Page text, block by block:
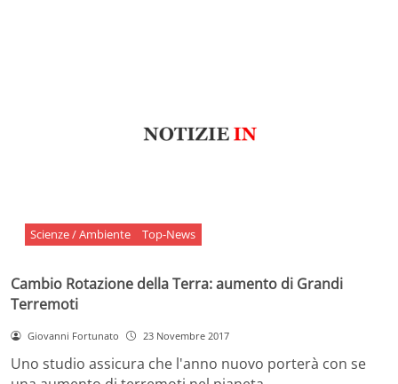
Scienze / Ambiente Top-News
Cambio Rotazione della Terra: aumento di Grandi
Terremoti
Giovanni Fortunato 23 Novembre 2017
Uno studio assicura che l'anno nuovo porterà con se